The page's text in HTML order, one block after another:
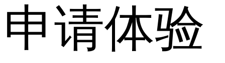
申请体验